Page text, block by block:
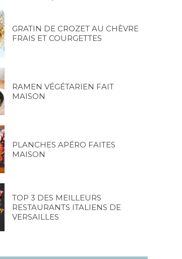
GRATIN DE CROZET AU CHÈVRE
FRAIS ET COURGETTES
RAMEN VÉGÉTARIEN FAIT
MAISON
PLANCHES APÉRO FAITES
MAISON
TOP 3 DES MEILLEURS
RESTAURANTS ITALIENS DE
VERSAILLES